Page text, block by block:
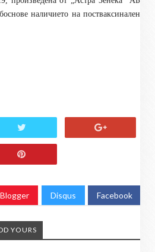
наличието на постваксинален
Blogger Disqus Facebook
YOURS